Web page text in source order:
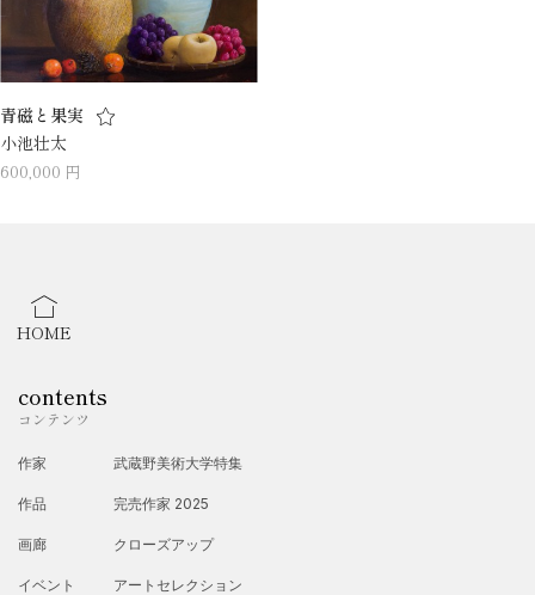
青磁と果実
小池壮太
600,000 円
HOME
contents
コンテンツ
作家
作品
画廊
イベント
武蔵野美術大学特集
完売作家 2025
クローズアップ
アートセレクション